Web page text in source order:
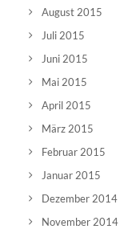
August 2015
Juli 2015
Juni 2015
Mai 2015
April 2015
März 2015
Februar 2015
Januar 2015
Dezember 2014
November 2014